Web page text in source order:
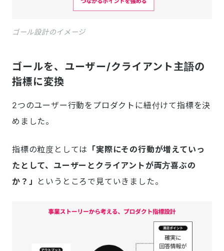
ゴール設計のイメージ
ゴールを、ユーザー/クライアント主語の
指標に変換
2つのユーザー行動をプロダクトに紐付けて指標を決
めました。
指標の粒度としては 「実際にその行動が増えていっ
たとして、ユーザーとクライアントが両方喜ぶの
か？」
というところで見ていきました。